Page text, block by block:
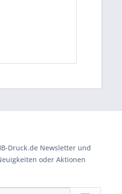
Druck.de Newsletter und
oder Aktionen